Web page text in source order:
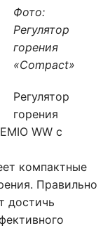
Фото:
Регулятор
горения
«Compact»
Регулятор
горения
WW с
компактные
Правильно
достичь